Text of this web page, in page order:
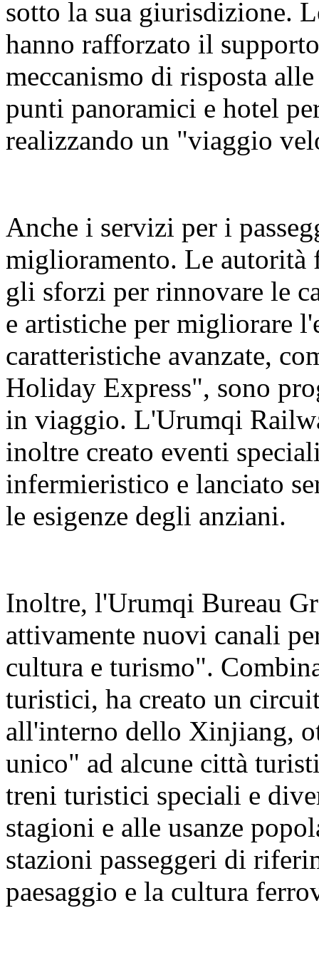
sotto la sua giurisdizione.
hanno rafforzato il
meccanismo di risposta
punti panoramici e hotel
realizzando un "viaggio
Anche i servizi per i
miglioramento. Le autorità
gli sforzi per rinnovare le
e artistiche per migliorare
caratteristiche avanzate,
Holiday Express", sono
in viaggio. L'Urumqi
inoltre creato eventi
infermieristico e lanciato
le esigenze degli anziani.
Inoltre, l'Urumqi Bureau
attivamente nuovi canali
cultura e turismo".
turistici, ha creato un
all'interno dello Xinjiang,
unico" ad alcune città
treni turistici speciali e
stagioni e alle usanze
stazioni passeggeri di
paesaggio e la cultura